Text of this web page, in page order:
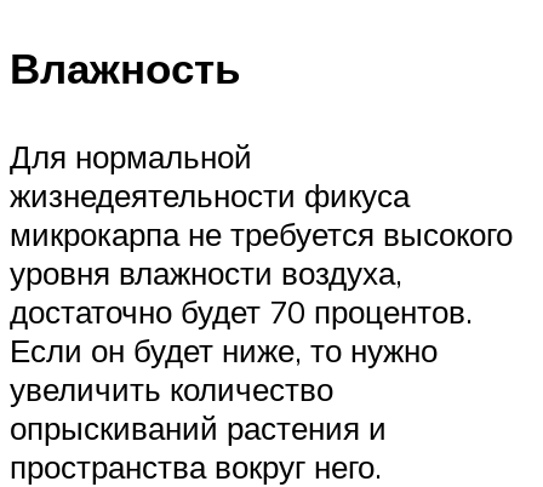
Влажность
Для нормальной
жизнедеятельности фикуса
микрокарпа не требуется высокого
уровня влажности воздуха,
достаточно будет 70 процентов.
Если он будет ниже, то нужно
увеличить количество
опрыскиваний растения и
пространства вокруг него.